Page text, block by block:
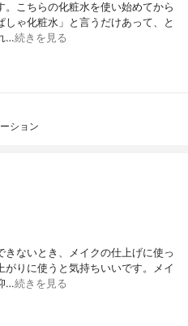
こちらの化粧水を使い始めてから
ゃ化粧水」と言うだけあって、と
…続きを見る
ション
ないとき、メイクの仕上げに使っ
りに使うと気持ちいいです。メイ
…続きを見る